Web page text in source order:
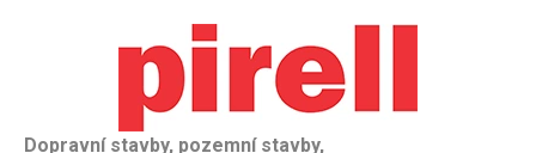
Dopravní stavby, pozemní stavby,